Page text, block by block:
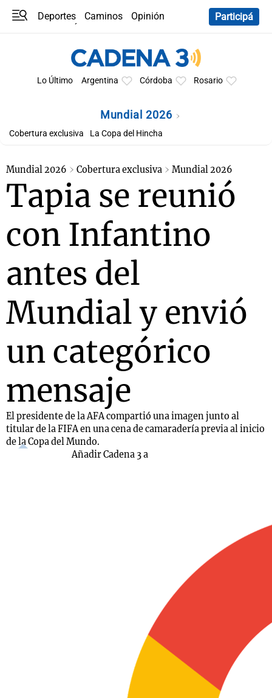
Deportes Caminos
Opinión
Participá
Lo Último Argentina Córdoba Rosario
Mundial 2026
Cobertura exclusiva La Copa del Hincha
Mundial 2026 Cobertura exclusiva Mundial 2026
Tapia se reunió
con Infantino
antes del
Mundial y envió
un categórico
mensaje
El presidente de la AFA compartió una imagen junto al
titular de la FIFA en una cena de camaradería previa al inicio
de la Copa del Mundo.
Añadir Cadena 3 a